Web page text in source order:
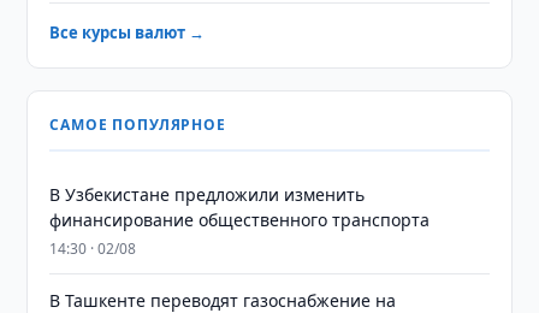
Все курсы валют →
САМОЕ ПОПУЛЯРНОЕ
В Узбекистане предложили изменить
финансирование общественного транспорта
14:30 · 02/08
В Ташкенте переводят газоснабжение на